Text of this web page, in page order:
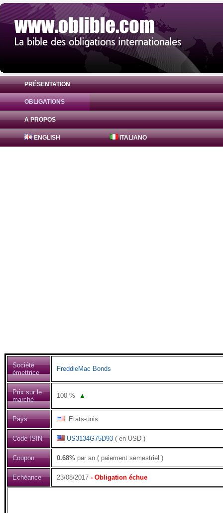
PRÉSENTATION
OBLIGATIONS
A PROPOS
ENGLISH ITALIANO
Obligation FreddieMac Bonds 0.68% (
Société
émettrice
FreddieMac Bonds
Prix sur le
marché
100 % ▲
Pays Etats-unis
Code ISIN US3134G75D93 ( en USD )
Coupon 0.68% par an ( paiement semestriel )
Echéance 23/08/2017 - Obligation échue